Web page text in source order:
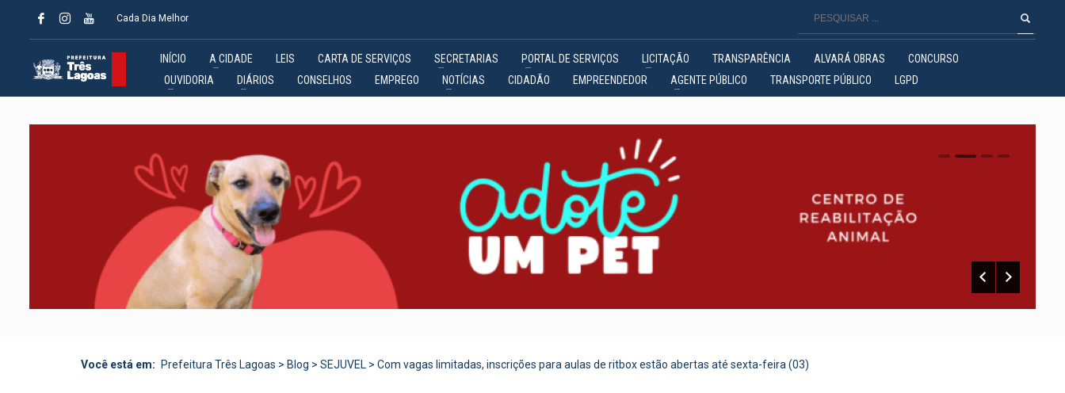
Cada Dia Melhor
INÍCIO A CIDADE LEIS CARTA DE SERVIÇOS SECRETARIAS PORTAL DE SERVIÇOS LICITAÇÃO TRANSPARÊNCIA ALVARÁ OBRAS
CONCURSO
OUVIDORIA
DIÁRIOS CONSELHOS EMPREGO NOTÍCIAS CIDADÃO EMPREENDEDOR AGENTE PÚBLICO TRANSPORTE PÚBLICO LGPD
0 1 2
Você está em: Prefeitura Três Lagoas > Blog > SEJUVEL > Com vagas limitadas, inscrições para aulas de ritbox estão abertas até sexta-feira (03)